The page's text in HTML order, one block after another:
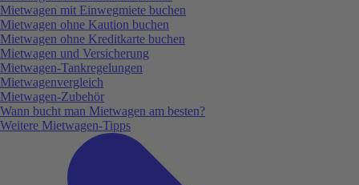
Mietwagen mit Einwegmiete buchen
Mietwagen ohne Kaution buchen
Mietwagen ohne Kreditkarte buchen
Mietwagen und Versicherung
Mietwagen-Tankregelungen
Mietwagenvergleich
Mietwagen-Zubehör
Wann bucht man Mietwagen am besten?
Weitere Mietwagen-Tipps